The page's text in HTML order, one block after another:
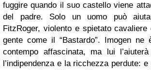
fuggire quando il suo castello viene
del padre. Solo un uomo può
FitzRoger, violento e spietato cavaliere
gente come il “Bastardo”. Imogen ne
contempo affascinata, ma lui
l’indipendenza e la ricchezza perdute: